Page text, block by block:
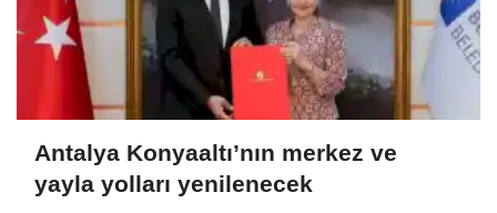
Antalya Konyaaltı’nın merkez ve
yayla yolları yenilenecek